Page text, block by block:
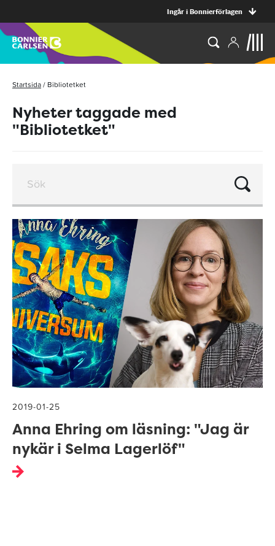
Ingår i Bonnierförlagen
Startsida/ Bibliotetket
Nyheter taggade med
"Bibliotetket"
2019-01-25
Anna Ehring om läsning: "Jag är
nykär i Selma Lagerlöf"